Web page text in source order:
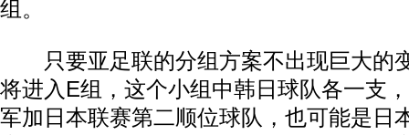
组。
只要亚足联的分组方案不出现巨大的
将进入E组，这个小组中韩日球队各一支
军加日本联赛第二顺位球队，也可能是日
动物系恋人啊 | 钟欣潼体验爱情哲学 南